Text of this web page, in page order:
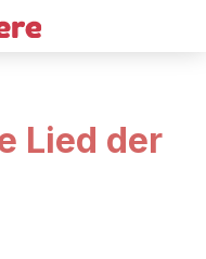
Lied der